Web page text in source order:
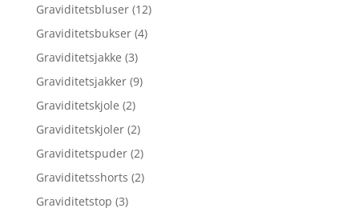
Graviditetsbluser (12)
Graviditetsbukser (4)
Graviditetsjakke (3)
Graviditetsjakker (9)
Graviditetskjole (2)
Graviditetskjoler (2)
Graviditetspuder (2)
Graviditetsshorts (2)
Graviditetstop (3)